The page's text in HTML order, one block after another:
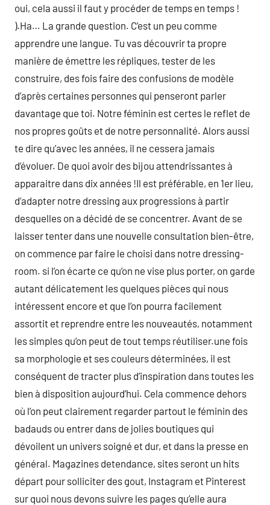
oui, cela aussi il faut y procéder de temps en temps !
).Ha… La grande question. C’est un peu comme
apprendre une langue. Tu vas découvrir ta propre
manière de émettre les répliques, tester de les
construire, des fois faire des confusions de modèle
d’après certaines personnes qui penseront parler
davantage que toi. Notre féminin est certes le reflet de
nos propres goûts et de notre personnalité. Alors aussi
te dire qu’avec les années, il ne cessera jamais
d’évoluer. De quoi avoir des bijou attendrissantes à
apparaitre dans dix années !Il est préférable, en 1er lieu,
d’adapter notre dressing aux progressions à partir
desquelles on a décidé de se concentrer. Avant de se
laisser tenter dans une nouvelle consultation bien-être,
on commence par faire le choisi dans notre dressing-
room. si l’on écarte ce qu’on ne vise plus porter, on garde
autant délicatement les quelques pièces qui nous
intéressent encore et que l’on pourra facilement
assortit et reprendre entre les nouveautés, notamment
les simples qu’on peut de tout temps réutiliser.une fois
sa morphologie et ses couleurs déterminées, il est
conséquent de tracter plus d’inspiration dans toutes les
bien à disposition aujourd’hui. Cela commence dehors
où l’on peut clairement regarder partout le féminin des
badauds ou entrer dans de jolies boutiques qui
dévoilent un univers soigné et dur, et dans la presse en
général. Magazines detendance, sites seront un hits
départ pour solliciter des gout, Instagram et Pinterest
sur quoi nous devons suivre les pages qu’elle aura